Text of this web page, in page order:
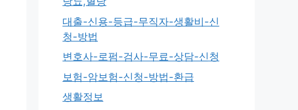
대출-신용-등급-무직자-생활비-신
청-방법
변호사-로펌-검사-무료-상담-신청
보험-암보험-신청-방법-환급
생활정보